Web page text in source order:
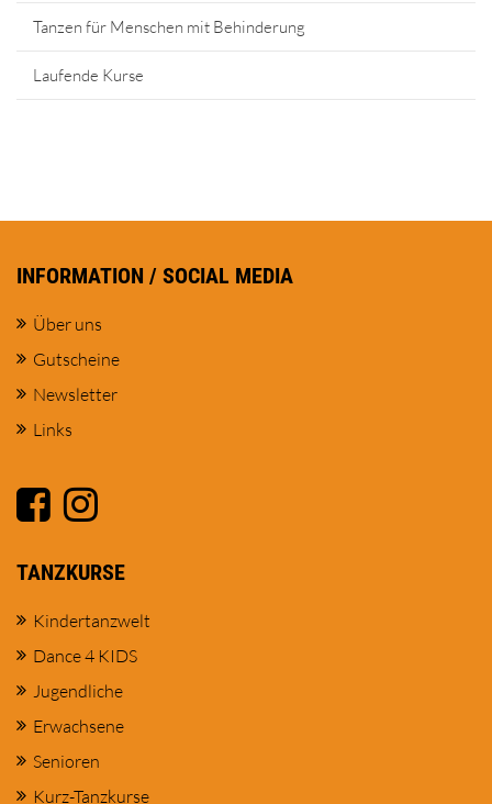
Tanzen für Menschen mit Behinderung
Laufende Kurse
INFORMATION / SOCIAL MEDIA
Über uns
Gutscheine
Newsletter
Links
TANZKURSE
Kindertanzwelt
Dance 4 KIDS
Jugendliche
Erwachsene
Senioren
Kurz-Tanzkurse